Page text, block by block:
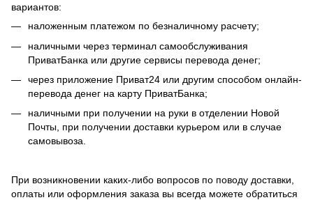
вариантов:
наложенным платежом по безналичному расчету;
наличными через терминал самообслуживания
ПриватБанка или другие сервисы перевода денег;
через приложение Приват24 или другим способом онлайн-
перевода денег на карту ПриватБанка;
наличными при получении на руки в отделении Новой
Почты, при получении доставки курьером или в случае
самовывоза.
При возникновении каких-либо вопросов по поводу доставки,
оплаты или оформления заказа вы всегда можете обратиться